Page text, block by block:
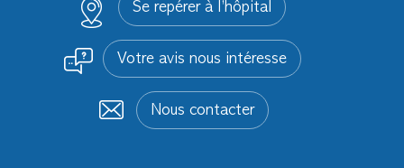
Se repérer à l’hôpital
Votre avis nous intéresse
Nous contacter